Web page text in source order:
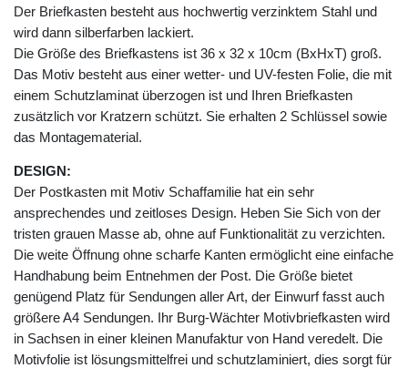
Der Briefkasten besteht aus hochwertig verzinktem Stahl und
wird dann silberfarben lackiert.
Die Größe des Briefkastens ist 36 x 32 x 10cm (BxHxT) groß.
Das Motiv besteht aus einer wetter- und UV-festen Folie, die mit
einem Schutzlaminat überzogen ist und Ihren Briefkasten
zusätzlich vor Kratzern schützt. Sie erhalten 2 Schlüssel sowie
das Montagematerial.
DESIGN:
Der Postkasten mit Motiv Schaffamilie hat ein sehr
ansprechendes und zeitloses Design. Heben Sie Sich von der
tristen grauen Masse ab, ohne auf Funktionalität zu verzichten.
Die weite Öffnung ohne scharfe Kanten ermöglicht eine einfache
Handhabung beim Entnehmen der Post. Die Größe bietet
genügend Platz für Sendungen aller Art, der Einwurf fasst auch
größere A4 Sendungen. Ihr Burg-Wächter Motivbriefkasten wird
in Sachsen in einer kleinen Manufaktur von Hand veredelt. Die
Motivfolie ist lösungsmittelfrei und schutzlaminiert, dies sorgt für